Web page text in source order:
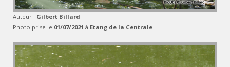
Auteur : Gilbert Billard
Photo prise le 01/07/2021 à Etang de la Centrale